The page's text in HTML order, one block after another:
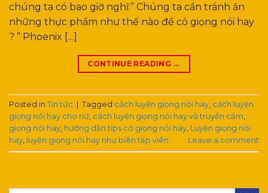
chúng ta có bao giờ nghĩ:” Chúng ta cần tránh ăn
những thực phẩm như thế nào để có giọng nói hay
? ” Phoenix […]
CONTINUE READING →
Posted in Tin tức Tagged cách luyện giọng nói hay, cách luyện
giọng nói hay cho nữ, cách luyện giọng nói hay và truyền cảm,
giọng nói hay, hướng dẫn tips có giọng nói hay, Luyện giọng nói
hay, luyện giọng nói hay như biên tập viên Leave a comment